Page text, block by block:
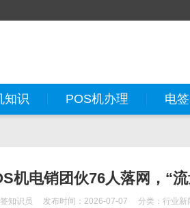
知识 POS机办理 电
机电销团伙76人落网，“
知识员 发布时间：2026-07-07 分类： 行业新